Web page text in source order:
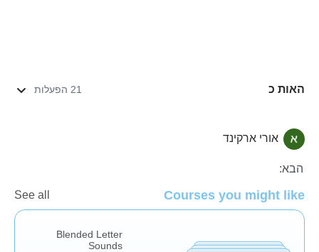
האות כ 21 הפעלות
אותיות וצלילים
אורי ארקינד
הבא:
Courses you might like
See all
Blended Letter
Sounds